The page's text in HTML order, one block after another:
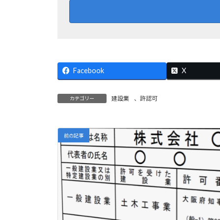
Facebook X
カテゴリー 建設業 、 許認可
前の記事